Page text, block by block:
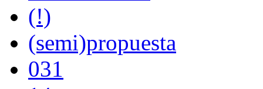
(!)
(semi)propuesta
031